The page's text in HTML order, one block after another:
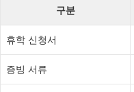
구분
휴학 신청서
증빙 서류